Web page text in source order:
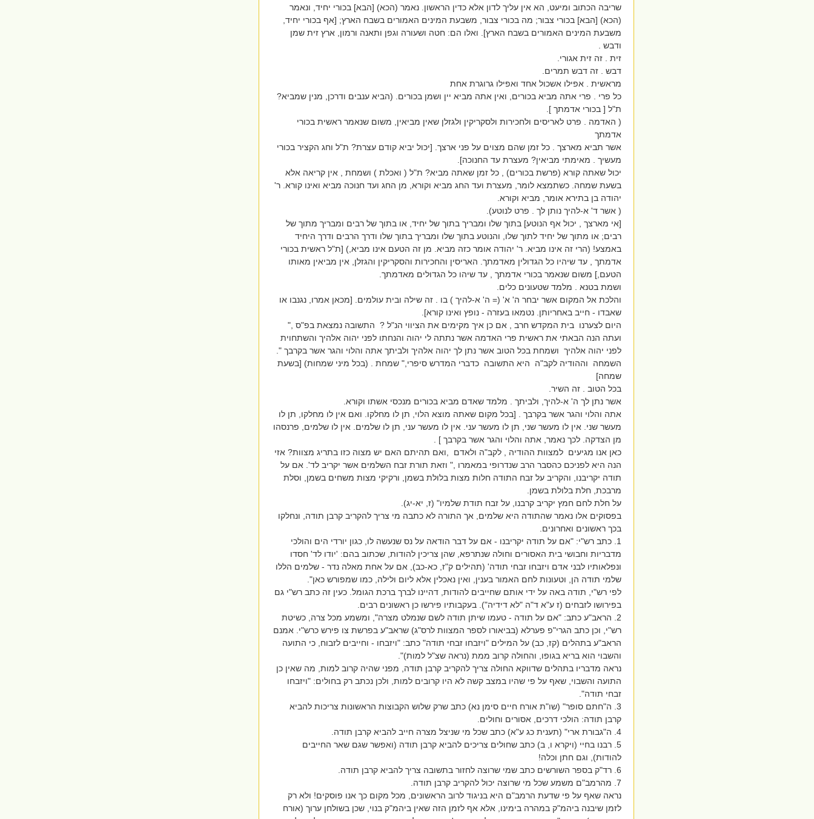
שריבה הכתוב ומיעט, הא אין עליך לדון אלא כדין הראשון. נאמר (הכא) [הבא] בכורי יחיד, ונאמר
(הכא) [הבא] בכורי צבור; מה בכורי צבור, משבעת המינים האמורים בשבח הארץ; [אף בכורי יחיד,
משבעת המינים האמורים בשבח הארץ]. ואלו הם: חטה ושעורה וגפן ותאנה ורמון, ארץ זית שמן
ודבש .
זית . זה זית אגורי.
דבש . זה דבש תמרים.
מראשית . אפילו אשכול אחד ואפילו גרוגרת אחת
כל פרי . פרי אתה מביא בכורים, ואין אתה מביא יין ושמן בכורים. (הביא ענבים ודרכן, מנין שמביא?
ת"ל [ בכורי אדמתך ].
( האדמה . פרט לאריסים ולחכירות ולסקריקין ולגזלן שאין מביאין, משום שנאמר ראשית בכורי
אדמתך
אשר תביא מארצך . כל זמן שהם מצוים על פני ארצך. [יכול יביא קודם עצרת? ת"ל וחג הקציר בכורי
מעשיך . מאימתי מביאין? מעצרת עד החנוכה].
יכול שאתה קורא (פרשת בכורים) , כל זמן שאתה מביא? ת"ל ( ואכלת ) ושמחת , אין קריאה אלא
בשעת שמחה. כשתמצא לומר, מעצרת ועד החג מביא וקורא, מן החג ועד חנוכה מביא ואינו קורא. ר'
יהודה בן בתירא אומר, מביא וקורא.
( אשר ד' א-להיך נותן לך . פרט לנוטע).
[אי מארצך , יכול אף הנוטע] בתוך שלו ומבריך בתוך של יחיד, או בתוך של רבים ומבריך מתוך של
רבים; או מתוך של יחיד לתוך שלו, והנוטע בתוך שלו ומבריך בתוך שלו ודרך הרבים ודרך היחיד
באמצע! (הרי זה אינו מביא. ר' יהודה אומר כזה מביא. מן זה הטעם אינו מביא,) [ת"ל ראשית בכורי
אדמתך , עד שיהיו כל הגדולין מאדמתך. האריסין והחכירות והסקריקין והגזלן, אין מביאין מאותו
הטעם,] משום שנאמר בכורי אדמתך , עד שיהו כל הגדולים מאדמתך.
ושמת בטנא . מלמד שטעונים כלים.
והלכת אל המקום אשר יבחר ה' א' (= ה' א-להיך ) בו . זה שילה ובית עולמים. [מכאן אמרו, נגנבו או
שאבדו - חייב באחריותן. נטמאו בעזרה - נופץ ואינו קורא].
היום לצערנו בית המקדש חרב , אם כן איך מקימים את הציווי הנ"ל ? התשובה נמצאת בפ"ס ,"
ועתה הנה הבאתי את ראשית פרי האדמה אשר נתתה לי יהוה והנחתו לפני יהוה אלהיך והשתחוית
לפני יהוה אלהיך ושמחת בכל הטוב אשר נתן לך יהוה אלהיך ולביתך אתה והלוי והגר אשר בקרבך ".
השמחה וההודיה לקב"ה היא התשובה כדברי המדרש סיפרי," שמחת . (בכל מיני שמחות) [בשעת
שמחה]
בכל הטוב . זה השיר.
אשר נתן לך ה' א-להיך, ולביתך . מלמד שאדם מביא בכורים מנכסי אשתו וקורא.
אתה והלוי והגר אשר בקרבך . [בכל מקום שאתה מוצא הלוי, תן לו מחלקו. ואם אין לו מחלקו, תן לו
מעשר שני. אין לו מעשר שני, תן לו מעשר עני. אין לו מעשר עני, תן לו שלמים. אין לו שלמים, פרנסהו
מן הצדקה. לכך נאמר, אתה והלוי והגר אשר בקרבך ] .
כאן אנו מגיעים למצוות ההודיה , לקב"ה ולאדם ,ואם תהיתם האם יש מצוה כזו בתריג מצוות? אזי
הנה היא לפניכם כהסבר הרב שנדרופי במאמרו ," וזאת תורת זבח השלמים אשר יקריב לד'. אם על
תודה יקריבנו, והקריב על זבח התודה חלות מצות בלולת בשמן, ורקיקי מצות משחים בשמן, וסלת
מרבכת, חלת בלולת בשמן.
על חלת לחם חמץ יקריב קרבנו, על זבח תודת שלמיו" (ז, יא-יג).
בפסוקים אלו נאמר שהתודה היא שלמים, אך התורה לא כתבה מי צריך להקריב קרבן תודה, ונחלקו
בכך ראשונים ואחרונים.
1. כתב רש"י: "אם על תודה יקריבנו - אם על דבר הודאה על נס שנעשה לו, כגון יורדי הים והולכי
מדבריות וחבושי בית האסורים וחולה שנתרפא, שהן צריכין להודות, שכתוב בהם: 'יודו לד' חסדו
ונפלאותיו לבני אדם ויזבחו זבחי תודה' (תהילים ק"ז, כא-כב), אם על אחת מאלה נדר - שלמים הללו
שלמי תודה הן, וטעונות לחם האמור בענין, ואין נאכלין אלא ליום ולילה, כמו שמפורש כאן".
לפי רש"י, תודה באה על ידי אותם שחייבים להודות, דהיינו לברך ברכת הגומל. כעין זה כתב רש"י גם
בפירושו לזבחים (ז ע"א ד"ה "לא דידיה"). בעקבותיו פירשו כן ראשונים רבים.
2. הראב"ע כתב: "אם על תודה - טעמו שיתן תודה לשם שנמלט מצרה", ומשמע מכל צרה, כשיטת
רש"י, וכן כתב הגרי"פ פערלא (בביאורו לספר המצוות לרס"ג) שראב"ע בפרשת צו פירש כרש"י. אמנם
הראב"ע בתהלים (קז, כב) על המילים "ויזבחו זבחי תודה" כתב: "ויזבחו - וחייבים לזבוח, כי התועה
והשבוי הוא בריא בגופו, והחולה קרוב ממת (נראה שצ"ל למות)".
נראה מדבריו בתהלים שדווקא החולה צריך להקריב קרבן תודה, מפני שהיה קרוב למות, מה שאין כן
התועה והשבוי, שאף על פי שהיו במצב קשה לא היו קרובים למות, ולכן נכתב רק בחולים: "ויזבחו
זבחי תודה".
3. ה"חתם סופר" (שו"ת אורח חיים סימן נא) כתב שרק שלוש הקבוצות הראשונות צריכות להביא
קרבן תודה: הולכי דרכים, אסורים וחולים.
4. ה"גבורת ארי" (תענית כג ע"א) כתב שכל מי שניצל מצרה חייב להביא קרבן תודה.
5. רבנו בחיי (ויקרא ו, ב) כתב שחולים צריכים להביא קרבן תודה (ואפשר שגם שאר החייבים
להודות), וגם חתן וכלה!
6. רד"ק בספר השורשים כתב שמי שרוצה לחזור בתשובה צריך להביא קרבן תודה.
7. מהרמב"ם משמע שכל מי שרוצה יכול להקריב קרבן תודה.
נראה שאף על פי שדעת הרמב"ם היא בניגוד לרוב הראשונים, מכל מקום כך אנו פוסקים! ולא רק
לזמן שיבנה ביהמ"ק במהרה בימינו, אלא אף לזמן הזה שאין ביהמ"ק בנוי, שכן בשולחן ערוך (אורח